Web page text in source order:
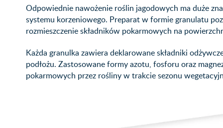
Odpowiednie nawożenie roślin jagodowych ma duże
systemu korzeniowego. Preparat w formie granulatu
rozmieszczenie składników pokarmowych na
Każda granulka zawiera deklarowane składniki
podłożu. Zastosowane formy azotu, fosforu oraz
pokarmowych przez rośliny w trakcie sezonu